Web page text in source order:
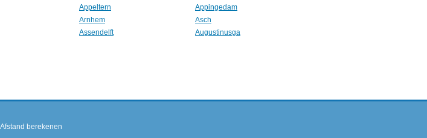
Appeltern
Appingedam
Arnhem
Asch
Assendelft
Augustinusga
Afstand berekenen